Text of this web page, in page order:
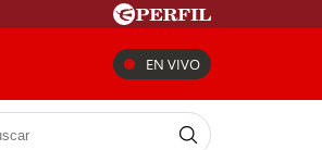
EN VIVO